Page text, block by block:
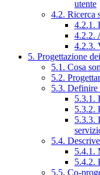
utente
4.2. Ricerca
4.2.1.
4.2.2.
4.2.3.
5. Progettazione
5.1. Cosa
5.2.
5.3.
5.3.1.
5.3.2.
5.3.3.
5.4.
5.4.1.
5.4.2.
5.5. Co-